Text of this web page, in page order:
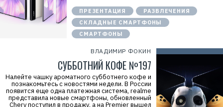
ПРЕЗЕНТАЦИЯ
РАЗВЛЕЧЕНИЯ
СКЛАДНЫЕ СМАРТФОНЫ
СМАРТФОНЫ
ВЛАДИМИР ФОКИН
СУББОТНИЙ КОФЕ №197
Налейте чашку ароматного субботнего кофе и
познакомьтесь с новостями недели. В России
появится еще одна платежная система, realme
представила новые смартфоны, обновленный
Chery поступил в продажу, а на Premier вышел